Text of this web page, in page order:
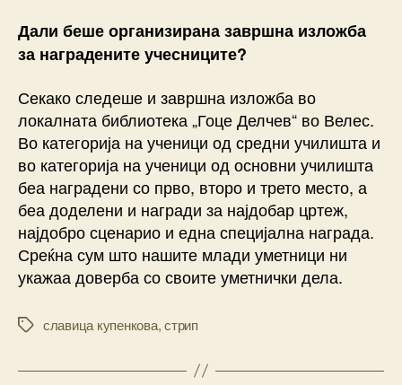
Дали беше организирана завршна изложба
за наградените учесниците?
Секако следеше и завршна изложба во
локалната библиотека „Гоце Делчев“ во Велес.
Во категорија на ученици од средни училишта и
во категорија на ученици од основни училишта
беа наградени со прво, второ и трето место, а
беа доделени и награди за најдобар цртеж,
најдобро сценарио и една специјална награда.
Среќна сум што нашите млади уметници ни
укажаа доверба со своите уметнички дела.
Tagsславица купенкова,стрип